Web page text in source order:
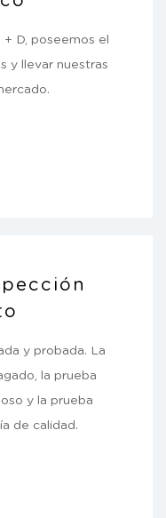
D, poseemos el
y llevar nuestras
y probada. La
la prueba
y la prueba
de calidad.